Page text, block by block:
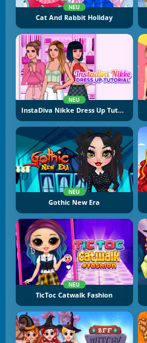
NEU
Cat And Rabbit Holiday
NEU
InstaDiva Nikke Dress Up Tutorial
NEU
Gothic New Era
NEU
TicToc Catwalk Fashion